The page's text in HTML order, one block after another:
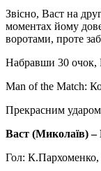
Звісно, Васт на
моментах йому
воротами, проте
Набравши 30 очок,
Man of the Match:
Прекрасним ударом
Васт (Миколаїв) –
Гол: К.Пархоменко,